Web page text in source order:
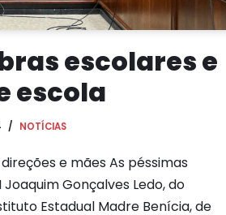
escolares e
escola
NOTÍCIAS
e mães As péssimas
Gonçalves Ledo, do
Estadual Madre Benícia, de